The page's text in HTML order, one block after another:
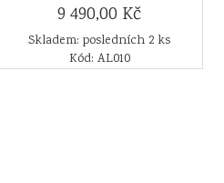
9 490,00 Kč
Skladem: posledních 2 ks
Kód: AL010